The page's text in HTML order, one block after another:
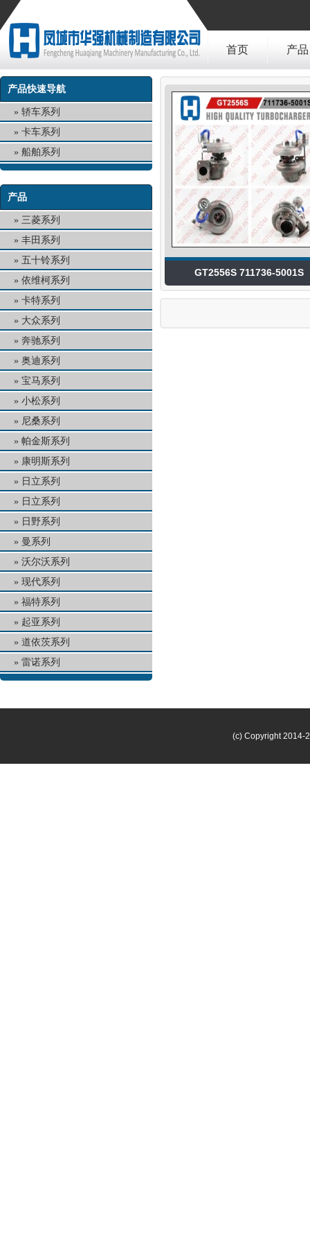
首页 产品
产品快速导航
轿车系列
卡车系列
船舶系列
产品
三菱系列
丰田系列
五十铃系列
依维柯系列
卡特系列
大众系列
奔驰系列
奥迪系列
宝马系列
小松系列
尼桑系列
帕金斯系列
康明斯系列
日立系列
日立系列
日野系列
曼系列
沃尔沃系列
现代系列
福特系列
起亚系列
道依茨系列
雷诺系列
GT2556S 711736-5001S
(c) Copyright 2014-